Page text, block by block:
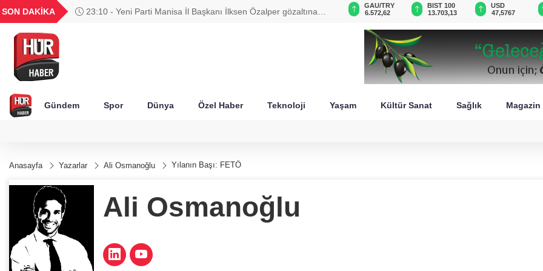
SON DAKİKA
22:42 - 12 Ağustos'ta yerçekimi 7 saniyelik kaybolacak mı?
GEL
18,1938
16,2433
28,0626
0,0018
6.572,62
BIST 100
13.703,13
USD
47,5767
EUR
55,0913
Gündem Spor Dünya Özel Haber Teknoloji Yaşam Kültür Sanat Sağlık Magazin
Anasayfa Yazarlar Ali Osmanoğlu Yılanın Başı: FETÖ
Ali Osmanoğlu